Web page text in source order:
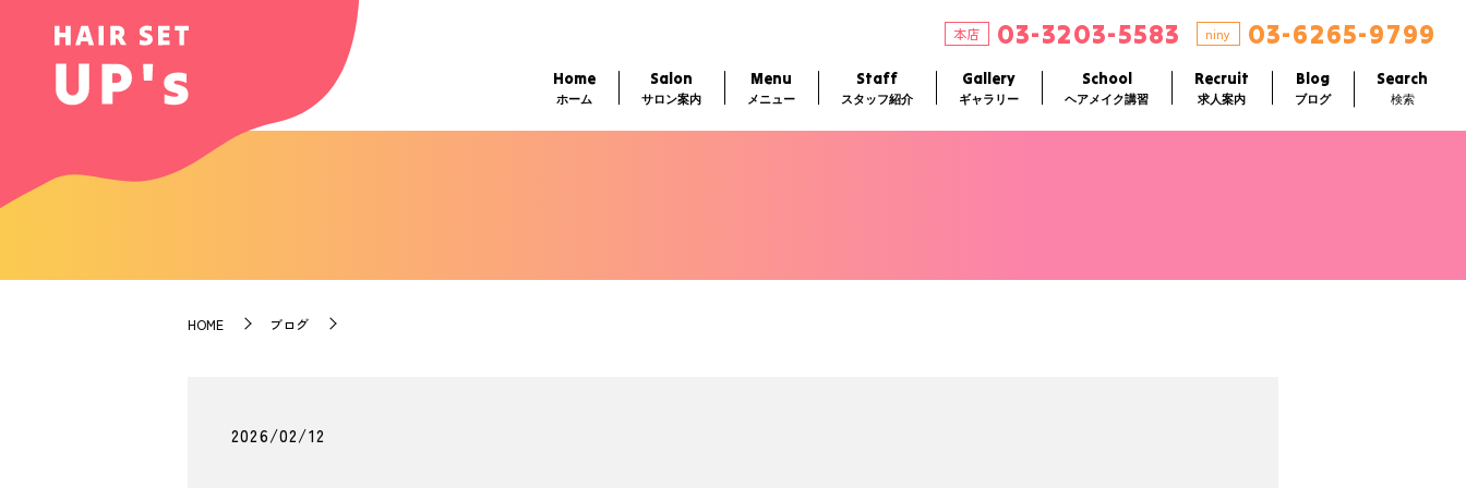
本店 03-3203-5583 niny 03-6265-9799
Home
ホーム
Salon
サロン案内
Menu
メニュー
Staff
スタッフ紹介
Gallery
ギャラリー
School
ヘアメイク講習
Recruit
求人案内
Blog
ブログ
Search
検索
HOME ブログ
2026/02/12